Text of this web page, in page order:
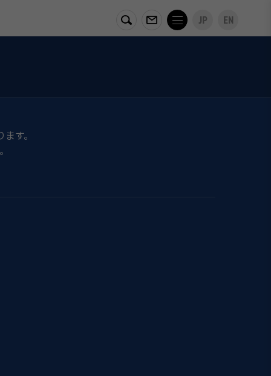
JP EN
す。